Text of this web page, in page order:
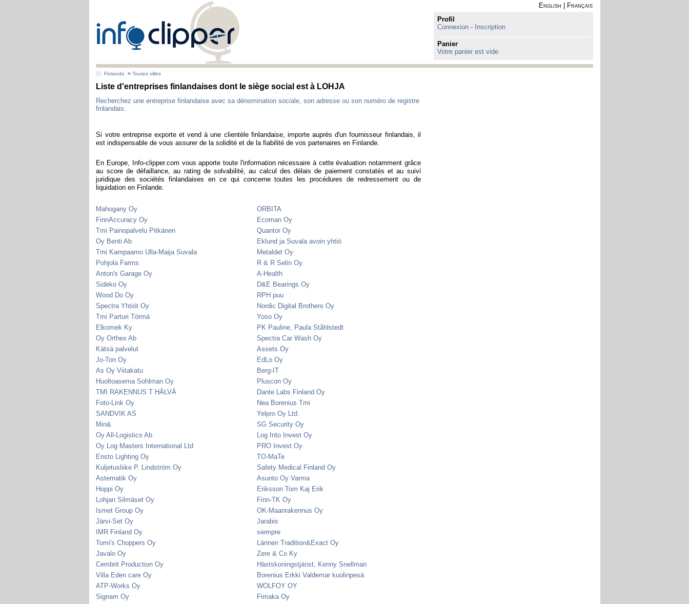
English
Français
Profil
Connexion - Inscription
Panier
Votre panier est vide
Finlande >Toutes villes
Liste d'entreprises finlandaises dont le siège social est à LOHJA
Recherchez une entreprise finlandaise avec sa dénomination sociale, son adresse ou son numéro de registre
finlandais.
Si votre entreprise exporte et vend à une clientèle finlandaise, importe auprès d'un fournisseur finlandais, il
est indispensable de vous assurer de la solidité et de la fiabilité de vos partenaires en Finlande.
En Europe, Info-clipper.com vous apporte toute l'information nécessaire à cette évaluation notamment grâce
au score de défaillance, au rating de solvabilité, au calcul des délais de paiement constatés et au suivi
juridique des sociétés finlandaises en ce qui concerne toutes les procédures de redressement ou de
liquidation en Finlande.
Mahogany Oy
ORBITA
FinnAccuracy Oy
Ecoman Oy
Tmi Painopalvelu Pitkänen
Quantor Oy
Oy Benti Ab
Eklund ja Suvala avoin yhtiö
Tmi Kampaamo Ulla-Maija Suvala
Metaldet Oy
Pohjola Farms
R & R Selin Oy
Anton's Garage Oy
A-Health
Sideko Oy
D&E Bearings Oy
Wood Do Oy
RPH puu
Spectra Yhtiöt Oy
Nordic Digital Brothers Oy
Tmi Parturi Törmä
Yoso Oy
Elkomek Ky
PK Pauline, Paula Ståhlstedt
Oy Orthex Ab
Spectra Car Wash Oy
Kätsä palvelut
Assets Oy
Jo-Ton Oy
EdLo Oy
As Oy Viitakatu
Berg-IT
Huoltoasema Sohlman Oy
Pluscon Oy
TMI RAKENNUS T HÄLVÄ
Dante Labs Finland Oy
Foto-Link Oy
Nea Borenius Tmi
SANDVIK AS
Yelpro Oy Ltd.
Min&
SG Security Oy
Oy All-Logistics Ab
Log Into Invest Oy
Oy Log Masters International Ltd
PRO Invest Oy
Ensto Lighting Oy
TO-MaTe
Kuljetusliike P. Lindström Oy
Safety Medical Finland Oy
Astematik Oy
Asunto Oy Varma
Hoppi Oy
Eriksson Tom Kaj Erik
Lohjan Silmäset Oy
Finn-TK Oy
Ismet Group Oy
OK-Maanrakennus Oy
Järvi-Set Oy
Jarabis
IMR Finland Oy
siempre
Tomi's Choppers Oy
Lännen Tradition&Exact Oy
Javalo Oy
Zere & Co Ky
Cembrit Production Oy
Hästskoningstjänst, Kenny Snellman
Villa Eden care Oy
Borenius Erkki Valdemar kuolinpesä
ATP-Works Oy
WOLFOY OY
Signam Oy
Fimaka Oy